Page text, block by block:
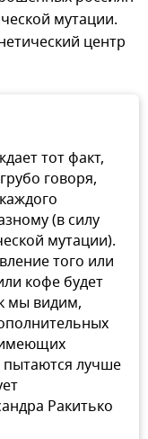
мутации.
центр
тот факт,
говоря,
(в силу
мутации).
того или
кофе будет
мы видим,
имеющих
пытаются лучше
Ракитько